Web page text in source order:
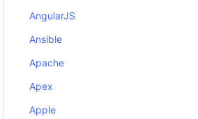
AngularJS
Ansible
Apache
Apex
Apple